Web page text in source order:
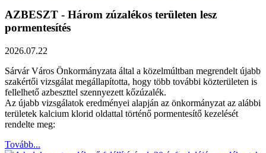
AZBESZT - Három zúzalékos területen lesz
pormentesítés
2026.07.22
Sárvár Város Önkormányzata által a közelmúltban megrendelt újabb
szakértői vizsgálat megállapította, hogy több további közterületen is
fellelhető azbeszttel szennyezett kőzúzalék.
Az újabb vizsgálatok eredményei alapján az önkormányzat az alábbi
területek kalcium klorid oldattal történő pormentesítő kezelését
rendelte meg:
Tovább...